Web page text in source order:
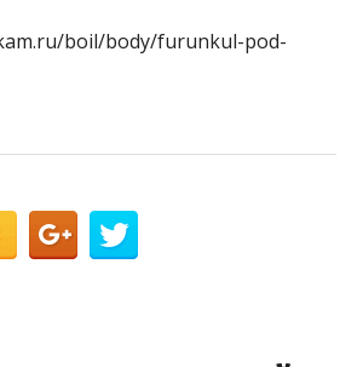
boil/body/furunkul-pod-